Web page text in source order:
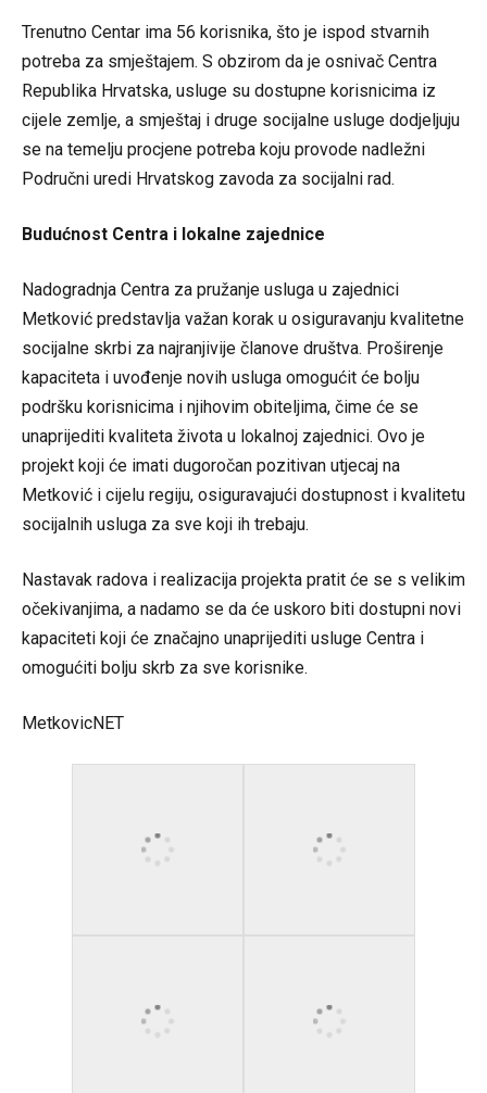
Trenutno Centar ima 56 korisnika, što je ispod stvarnih
potreba za smještajem. S obzirom da je osnivač Centra
Republika Hrvatska, usluge su dostupne korisnicima iz
cijele zemlje, a smještaj i druge socijalne usluge dodjeljuju
se na temelju procjene potreba koju provode nadležni
Područni uredi Hrvatskog zavoda za socijalni rad.
Budućnost Centra i lokalne zajednice
Nadogradnja Centra za pružanje usluga u zajednici
Metković predstavlja važan korak u osiguravanju kvalitetne
socijalne skrbi za najranjivije članove društva. Proširenje
kapaciteta i uvođenje novih usluga omogućit će bolju
podršku korisnicima i njihovim obiteljima, čime će se
unaprijediti kvaliteta života u lokalnoj zajednici. Ovo je
projekt koji će imati dugoročan pozitivan utjecaj na
Metković i cijelu regiju, osiguravajući dostupnost i kvalitetu
socijalnih usluga za sve koji ih trebaju.
Nastavak radova i realizacija projekta pratit će se s velikim
očekivanjima, a nadamo se da će uskoro biti dostupni novi
kapaciteti koji će značajno unaprijediti usluge Centra i
omogućiti bolju skrb za sve korisnike.
MetkovicNET